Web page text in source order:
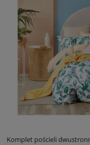
Komplet pościeli